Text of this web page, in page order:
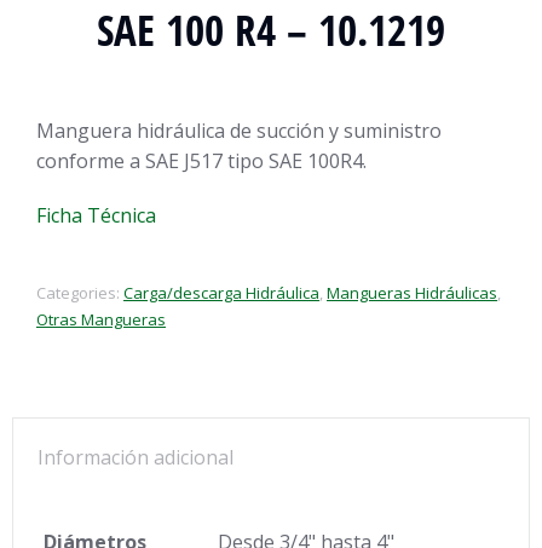
SAE 100 R4 – 10.1219
Manguera hidráulica de succión y suministro
conforme a SAE J517 tipo SAE 100R4.
Ficha Técnica
Categories: Carga/descarga Hidráulica, Mangueras Hidráulicas,
Otras Mangueras
Información adicional
Diámetros Desde 3/4" hasta 4"